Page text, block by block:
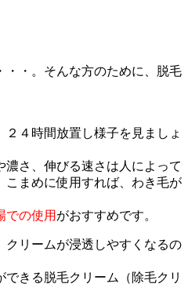
・・。そんな方のために、脱毛
４時間放置し様子を見ましょ
さ、伸びる速さは人によって
こまめに使用すれば、わき毛が
での使用 がおすすめです。
クリームが浸透しやすくなるの
きる脱毛クリーム（除毛クリ